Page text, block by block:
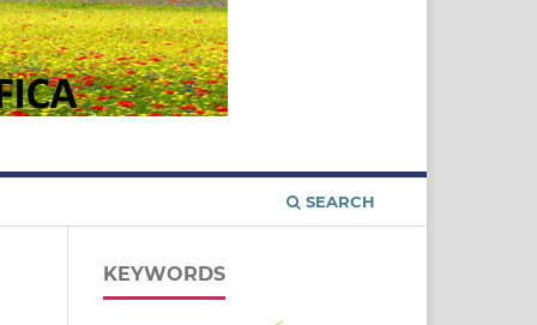
SEARCH
KEYWORDS